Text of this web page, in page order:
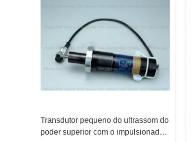
Transdutor pequeno do ultrassom do
poder superior com o impulsionador